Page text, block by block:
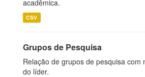
acadêmica.
CSV
Grupos de Pesquisa
Relação de grupos de pesquisa com
do líder.